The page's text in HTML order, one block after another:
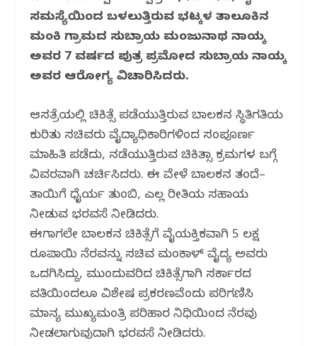
o
o
k
p
p
m
ಸಮಸ್ಯೆಯಿಂದ ಬಳಲುತ್ತಿರುವ ಭಟ್ಕಳ ತಾಲೂಕಿನ
ಮಂಕಿ ಗ್ರಾಮದ ಸುಬ್ರಾಯ ಮಂಜುನಾಥ ನಾಯ್ಕ
ಅವರ 7 ವರ್ಷದ ಪುತ್ರ ಪ್ರಮೋದ ಸುಬ್ರಾಯ ನಾಯ್ಕ
ಅವರ ಆರೋಗ್ಯ ವಿಚಾರಿಸಿದರು.
ಆಸ್ಪತ್ರೆಯಲ್ಲಿ ಚಿಕಿತ್ಸೆ ಪಡೆಯುತ್ತಿರುವ ಬಾಲಕನ ಸ್ಥಿತಿಗತಿಯ
ಕುರಿತು ಸಚಿವರು ವೈದ್ಯಾಧಿಕಾರಿಗಳಿಂದ ಸಂಪೂರ್ಣ
ಮಾಹಿತಿ ಪಡೆದು, ನಡೆಯುತ್ತಿರುವ ಚಿಕಿತ್ಸಾ ಕ್ರಮಗಳ ಬಗ್ಗೆ
ವಿವರವಾಗಿ ಚರ್ಚಿಸಿದರು. ಈ ವೇಳೆ ಬಾಲಕನ ತಂದೆ–
ತಾಯಿಗೆ ಧೈರ್ಯ ತುಂಬಿ, ಎಲ್ಲ ರೀತಿಯ ಸಹಾಯ
ನೀಡುವ ಭರವಸೆ ನೀಡಿದರು.
ಈಗಾಗಲೇ ಬಾಲಕನ ಚಿಕಿತ್ಸೆಗೆ ವೈಯಕ್ತಿಕವಾಗಿ 5 ಲಕ್ಷ
ರೂಪಾಯಿ ನೆರವನ್ನು ಸಚಿವ ಮಂಕಾಳ್ ವೈದ್ಯ ಅವರು
ಒದಗಿಸಿದ್ದು, ಮುಂದುವರಿದ ಚಿಕಿತ್ಸೆಗಾಗಿ ಸರ್ಕಾರದ
ವತಿಯಿಂದಲೂ ವಿಶೇಷ ಪ್ರಕರಣವೆಂದು ಪರಿಗಣಿಸಿ
ಮಾನ್ಯ ಮುಖ್ಯಮಂತ್ರಿ ಪರಿಹಾರ ನಿಧಿಯಿಂದ ನೆರವು
ನೀಡಲಾಗುವುದಾಗಿ ಭರವಸೆ ನೀಡಿದರು.